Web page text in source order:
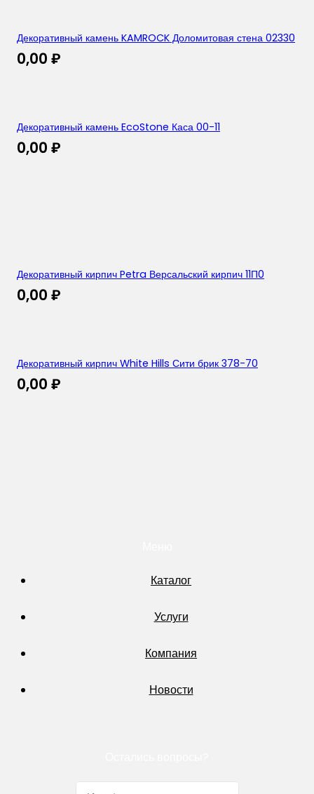
Декоративный камень KAMROCK Доломитовая стена 02330
0,00 ₽
Декоративный камень EcoStone Каса 00-11
0,00 ₽
Декоративный кирпич Petra Версальский кирпич 11П0
0,00 ₽
Декоративный кирпич White Hills Сити брик 378-70
0,00 ₽
Каталог
Услуги
Компания
Новости